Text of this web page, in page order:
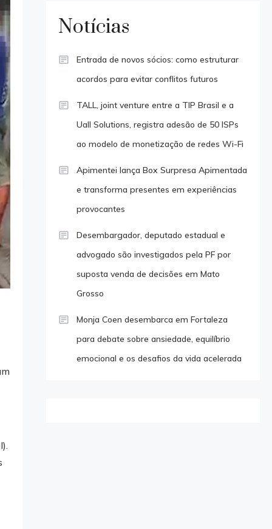
Notícias
Entrada de novos sócios: como estruturar
acordos para evitar conflitos futuros
TALL, joint venture entre a TIP Brasil e a
Uall Solutions, registra adesão de 50 ISPs
ao modelo de monetização de redes Wi-Fi
Apimentei lança Box Surpresa Apimentada
e transforma presentes em experiências
provocantes
Desembargador, deputado estadual e
advogado são investigados pela PF por
suposta venda de decisões em Mato
Grosso
Monja Coen desembarca em Fortaleza
para debate sobre ansiedade, equilíbrio
emocional e os desafios da vida acelerada